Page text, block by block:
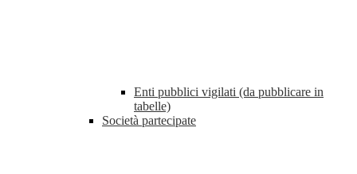
Enti pubblici vigilati (da pubblicare in
tabelle)
Società partecipate